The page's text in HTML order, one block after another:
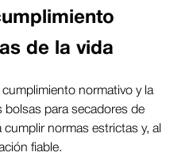
de la vida
normativo y la
bolsas para secadores de
normas estrictas y, al
fiable.